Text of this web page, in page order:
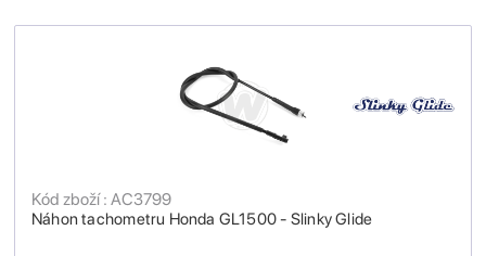
Náhon tachometru Honda GL1500 - Slinky Glide
Kód zboží : AC3799